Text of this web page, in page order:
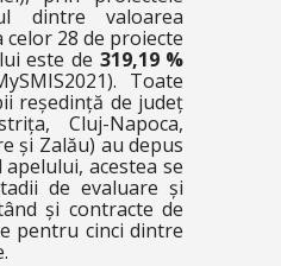
dintre valoarea
28 de proiecte
este de 319,19 %
Toate
reședință de județ
Cluj-Napoca,
și Zalău) au depus
acestea se
de evaluare și
și contracte de
pentru cinci dintre